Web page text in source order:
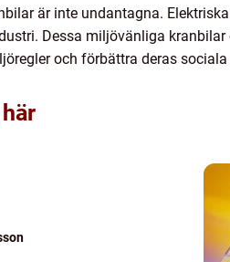
är inte undantagna.
Dessa miljövänliga kranbilar
och förbättra deras